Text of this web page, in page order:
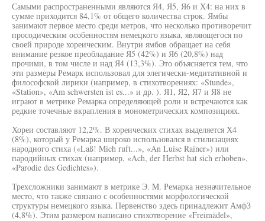
Самыми распространенными являются Я4, Я5, Я6 и Х4: на них в
сумме приходится 84,1% от общего количества строк. Ямбы
занимают первое место среди метров, что несколько противоречит
просодическим особенностям немецкого языка, являющегося по
своей природе хореическим. Внутри ямбов обращает на себя
внимание резкое преобладание Я5 (42%) и Я6 (20,8%) над
прочими, в том числе и над Я4 (13,3%). Это объясняется тем, что
эти размеры Ремарк использовал для элегически-медитативной и
философской лирики (например, в стихотворениях: «Stunde»,
«Station», «Am schwersten ist es...» и др. ). Я1, Я2, Я7 и Я8 не
играют в метрике Ремарка определяющей роли и встречаются как
редкие точечные вкрапления в монометрических композициях.
Хореи составляют 12,2%. В хореических стихах выделяется Х4
(8%), который у Ремарка широко использовался в стилизациях
народного стиха («Laß! Mich ruft...», «An Luise Rainer») или
пародийных стихах (например, «Ach, der Herbst hat sich erhoben»,
«Parodie des Gedichtes»).
Трехсложники занимают в метрике Э. M. Ремарка незначительное
место, что также связано с особенностями морфологической
структуры немецкого языка. Первенство здесь принадлежит АмфЗ
(4,8%). Этим размером написано стихотворение «Freimädel»,